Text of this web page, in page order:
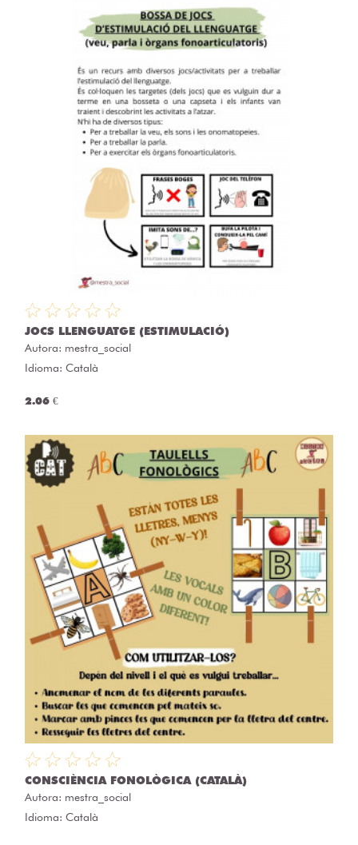
JOCS LLENGUATGE (ESTIMULACIÓ)
Autora: mestra_social
Idioma: Català
2.06 €
CONSCIÈNCIA FONOLÒGICA (CATALÀ)
Autora: mestra_social
Idioma: Català